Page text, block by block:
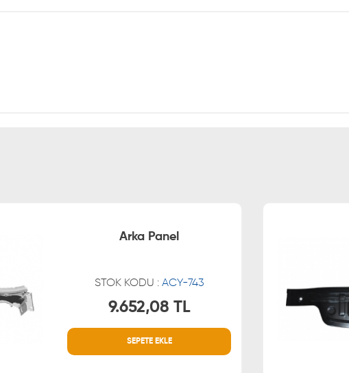
Arka Panel
STOK KODU : ACY-743
9.652,08 TL
SEPETE EKLE
MÜŞTERİ HİZMETLERİ